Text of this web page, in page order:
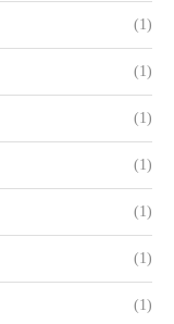
(1)
(1)
(1)
(1)
(1)
(1)
(1)